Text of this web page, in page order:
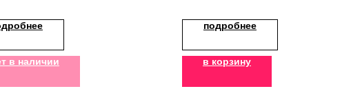
в наличии
подробнее
в корзину